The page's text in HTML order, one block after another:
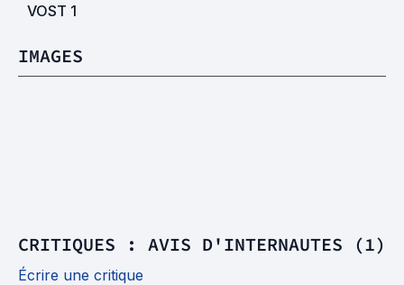
VOST 1
IMAGES
CRITIQUES : AVIS D'INTERNAUTES (1)
Écrire une critique